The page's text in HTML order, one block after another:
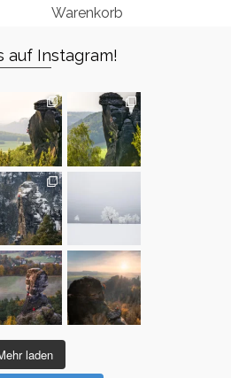
Warenkorb
auf Instagram!
laden